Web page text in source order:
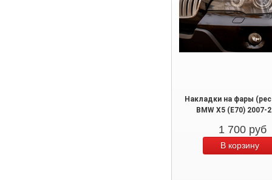
Накладки на фары
BMW X5 (E70) 2007-
1 700 руб